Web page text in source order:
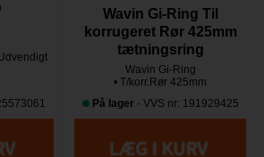
Wavin Gi-Ring Til
korrugeret Rør 425mm
tætningsring
Wavin Gi-Ring
• T/korr.Rør 425mm
På lager - VVS nr: 191929425